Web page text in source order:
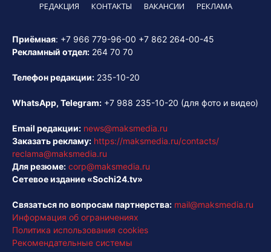
РЕДАКЦИЯ КОНТАКТЫ ВАКАНСИИ РЕКЛАМА
Приёмная: +7 966 779-96-00 +7 862 264-00-45
Рекламный отдел: 264 70 70
Телефон редакции: 235-10-20
WhatsApp, Telegram: +7 988 235-10-20 (для фото и видео)
Email редакции: news@maksmedia.ru
Заказать рекламу: https://maksmedia.ru/contacts/
reclama@maksmedia.ru
Для резюме: corp@maksmedia.ru
Сетевое издание «Sochi24.tv»
Связаться по вопросам партнерства: mail@maksmedia.ru
Информация об ограничениях
Политика использования cookies
Рекомендательные системы